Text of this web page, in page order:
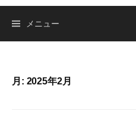
ス
メニュー
月: 2025年2月